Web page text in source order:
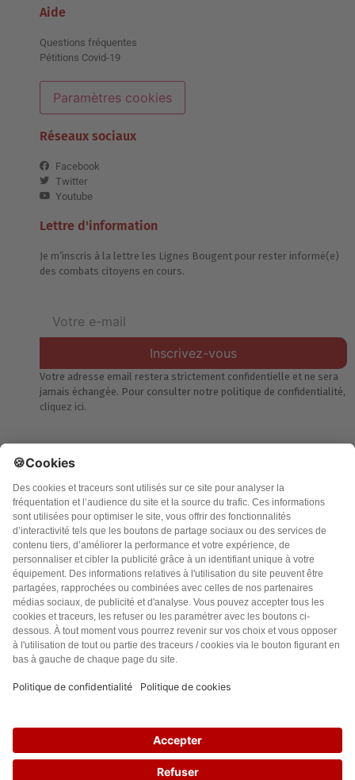
Aide
Questions fréquentes
Pétitions Covid-19
Paramètres cookies
Réseaux sociaux
Facebook
Twitter
Youtube
Lettre d'information
Je m’inscris à la lettre les Lignes Bougent pour rester informé(e)
des combats citoyens en cours.
Inscrivez-vous
Votre adresse email restera strictement confidentielle et ne sera
jamais échangée. Pour consulter notre politique de confidentialité,
cliquez ici.
Accueil
Politique de confidentialité
Charte des contenus
Cookies